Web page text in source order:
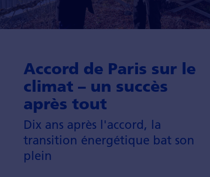
Accord de Paris sur le
climat – un succès
après tout
Dix ans après l'accord, la
transition énergétique bat son
plein